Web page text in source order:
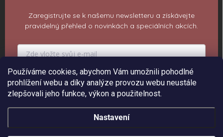
Používáme cookies, abychom Vám umožnili pohodlné
prohlížení webu a díky analýze provozu webu neustále
zlepšovali jeho funkce, výkon a použitelnost.
Nastavení
Zaregistrujte se k našemu newsletteru a získávejte
pravidelný přehled o novinkách a speciálních akcích.
PŘIHLÁSIT K ODBĚRU